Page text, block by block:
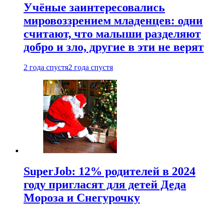
Учёные заинтересовались
мировоззрением младенцев: одни
считают, что малыши разделяют
добро и зло, другие в эти не верят
2 года спустя2 года спустя
SuperJob: 12% родителей в 2024
году пригласят для детей Деда
Мороза и Снегурочку